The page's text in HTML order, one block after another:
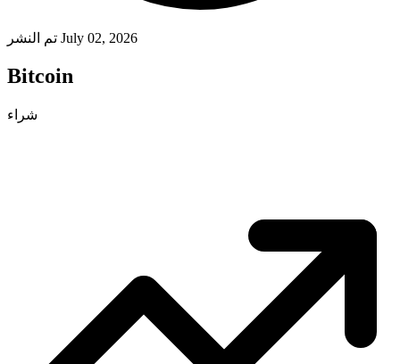
تم النشر July 02, 2026
Bitcoin
شراء